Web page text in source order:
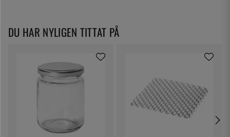
DU HAR NYLIGEN TITTAT PÅ